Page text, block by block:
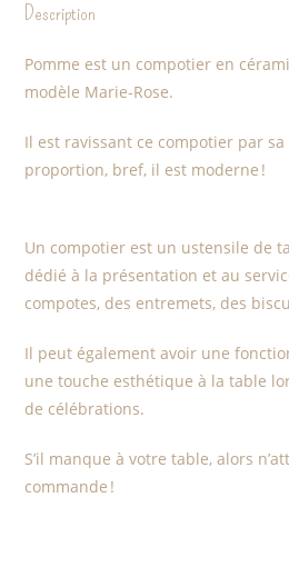
Description
Pomme est un compotier en
modèle Marie-Rose.
Il est ravissant ce compotier par
proportion, bref, il est moderne !
Un compotier est un ustensile de
dédié à la présentation et au
compotes, des entremets, des
Il peut également avoir une
une touche esthétique à la table
de célébrations.
S’il manque à votre table, alors
commande !